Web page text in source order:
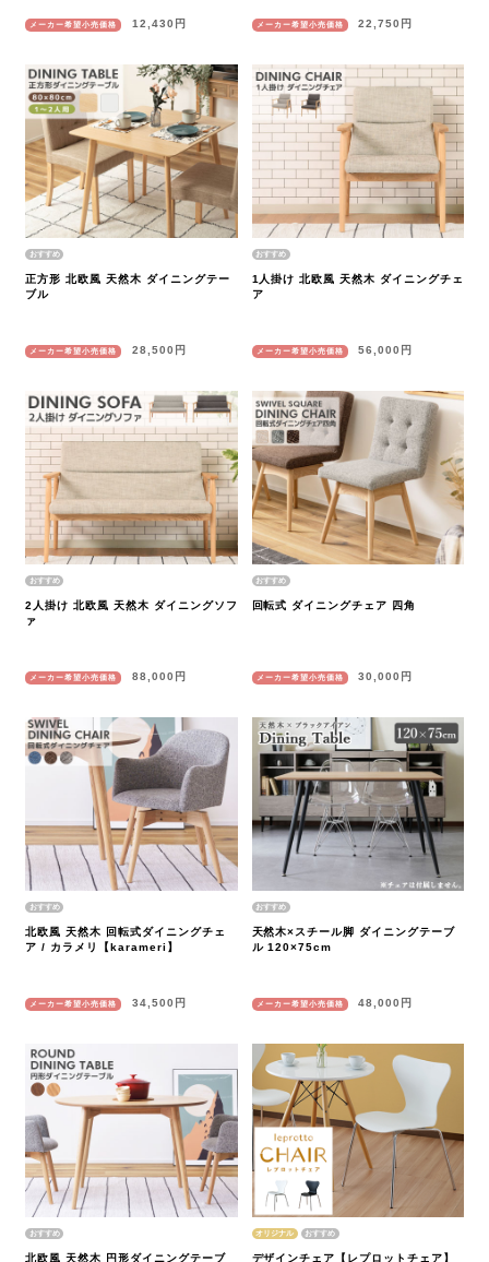
メーカー希望小売価格 12,430円 メーカー希望小売価格 22,750円
正方形 北欧風 天然木 ダイニングテー
ブル
メーカー希望小売価格 28,500円
1人掛け 北欧風 天然木 ダイニングチェ
ア
メーカー希望小売価格 56,000円
2人掛け 北欧風 天然木 ダイニングソフ
ァ
メーカー希望小売価格 88,000円
回転式 ダイニングチェア 四角
メーカー希望小売価格 30,000円
北欧風 天然木 回転式ダイニングチェ
ア / カラメリ【karameri】
メーカー希望小売価格 34,500円
天然木×スチール脚 ダイニングテーブ
ル 120×75cm
メーカー希望小売価格 48,000円
北欧風 天然木 円形ダイニングテーブ
オリジナル
デザインチェア【レプロットチェア】